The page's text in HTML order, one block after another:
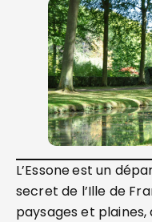
L’Essoneest un
secret de l’Ille de
paysages et